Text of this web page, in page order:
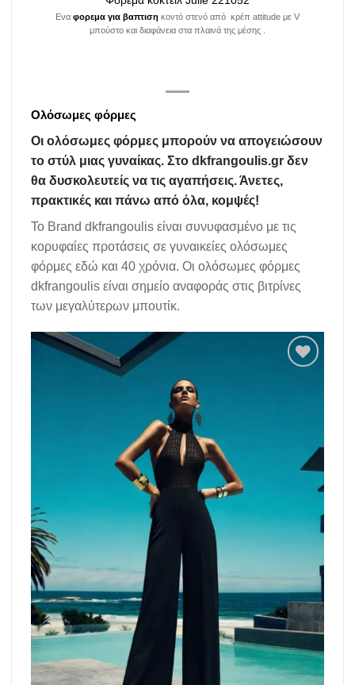
Ενα φορεμα για βαπτιση κοντό στενό από κρέπ attitude με V
μπούστο και διαφάνεια στα πλαινά της μέσης .
Oλόσωμες φόρμες
Οι ολόσωμες φόρμες μπορούν να απογειώσουν
το στύλ μιας γυναίκας. Στο dkfrangoulis.gr δεν
θα δυσκολευτείς να τις αγαπήσεις. Άνετες,
πρακτικές και πάνω από όλα, κομψές!
Το Brand dkfrangoulis είναι συνυφασμένο με τις
κορυφαίες προτάσεις σε γυναικείες ολόσωμες
φόρμες εδώ και 40 χρόνια. Οι ολόσωμες φόρμες
dkfrangoulis είναι σημείο αναφοράς στις βιτρίνες
των μεγαλύτερων μπουτίκ.